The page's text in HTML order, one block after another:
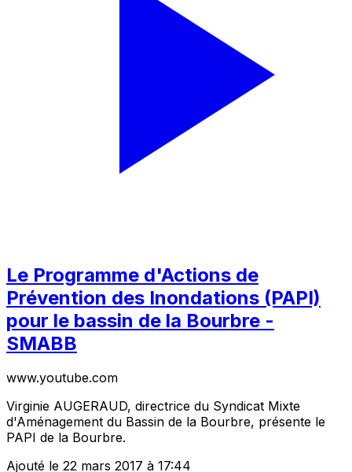
Le Programme d'Actions de
Prévention des Inondations (PAPI)
pour le bassin de la Bourbre -
SMABB
www.youtube.com
Virginie AUGERAUD, directrice du Syndicat Mixte
d'Aménagement du Bassin de la Bourbre, présente le
PAPI de la Bourbre.
Ajouté le 22 mars 2017 à 17:44